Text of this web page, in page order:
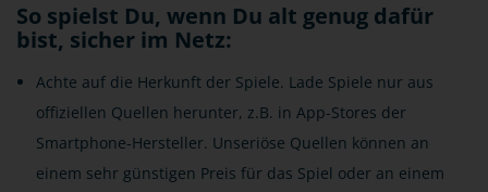
So spielst Du, wenn Du alt genug dafür
bist, sicher im Netz:
Achte auf die Herkunft der Spiele. Lade Spiele nur aus
offiziellen Quellen herunter, z.B. in App-Stores der
Smartphone-Hersteller. Unseriöse Quellen können an
einem sehr günstigen Preis für das Spiel oder an einem